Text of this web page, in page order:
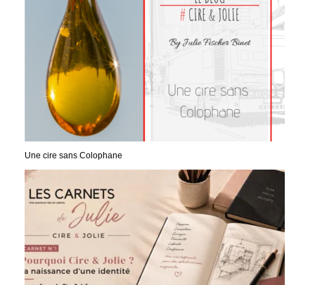
Une cire sans Colophane